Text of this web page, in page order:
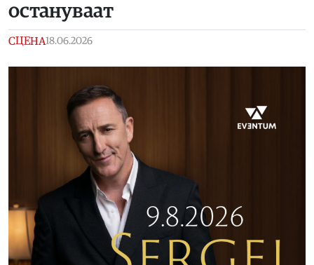
остануваат
СЦЕНА18.06.2026